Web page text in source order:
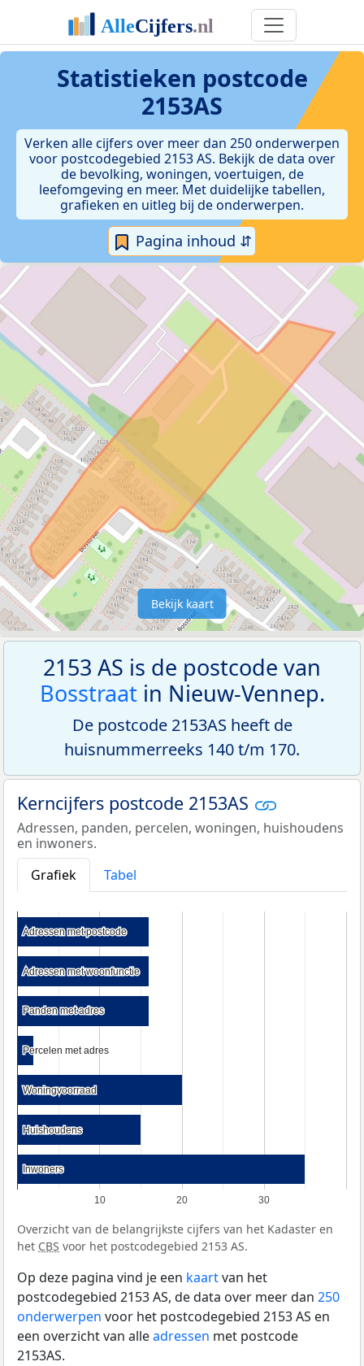
Statistieken postcode
2153AS
Verken alle cijfers over meer dan 250 onderwerpen
voor postcodegebied 2153 AS. Bekijk de data over
de bevolking, woningen, voertuigen, de
leefomgeving en meer. Met duidelijke tabellen,
grafieken en uitleg bij de onderwerpen.
Pagina inhoud ⇵
Bekijk kaart
2153 AS is de postcode van
Bosstraatin Nieuw-Vennep.
De postcode 2153AS heeft de
huisnummerreeks 140 t/m 170.
Kerncijfers postcode 2153AS
Adressen, panden, percelen, woningen, huishoudens
en inwoners.
Grafiek
Tabel
10 20 30
Adressen met postcode
Adressen met postcode
Adressen met woonfunctie
Adressen met woonfunctie
Panden met adres
Panden met adres
Percelen met adres
Percelen met adres
Woningvoorraad
Woningvoorraad
Huishoudens
Huishoudens
Inwoners
Inwoners
Overzicht van de belangrijkste cijfers van het Kadaster en
het CBS voor het postcodegebied 2153 AS.
Op deze pagina vind je een kaartvan het
postcodegebied 2153 AS, de data over meer dan 250
onderwerpen voor het postcodegebied 2153 AS en
een overzicht van alleadressen met postcode
2153AS.